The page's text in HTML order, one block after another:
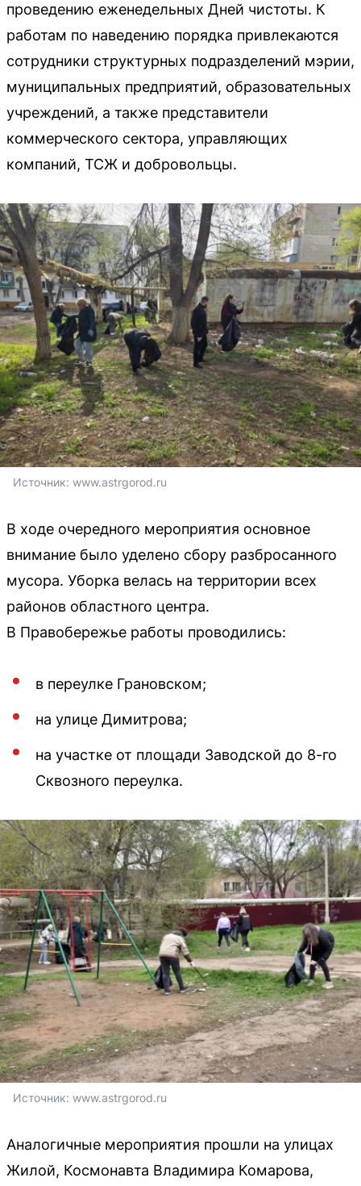
проведению еженедельных Дней чистоты. К
работам по наведению порядка привлекаются
сотрудники структурных подразделений мэрии,
муниципальных предприятий, образовательных
учреждений, а также представители
коммерческого сектора, управляющих
компаний, ТСЖ и добровольцы.
Источник: www.astrgorod.ru
В ходе очередного мероприятия основное
внимание было уделено сбору разбросанного
мусора. Уборка велась на территории всех
районов областного центра.
В Правобережье работы проводились:
в переулке Грановском;
на улице Димитрова;
на участке от площади Заводской до 8-го
Сквозного переулка.
Источник: www.astrgorod.ru
Аналогичные мероприятия прошли на улицах
Жилой, Космонавта Владимира Комарова,